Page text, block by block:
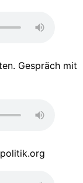
Gespräch mit